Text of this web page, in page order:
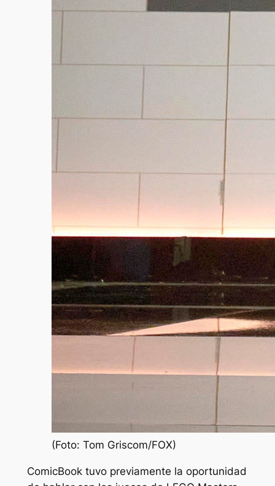
(Foto: Tom Griscom/FOX)
ComicBook tuvo previamente la oportunidad